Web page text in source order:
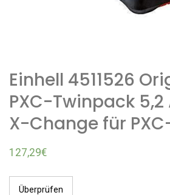
Einhell 4511526
PXC-Twinpack 5,2
X-Change für
127,29€
Überprüfen